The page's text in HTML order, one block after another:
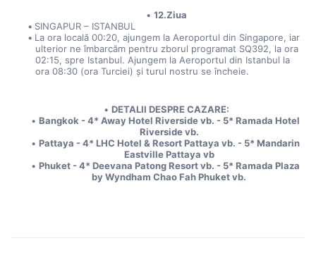
12.Ziua
SINGAPUR – ISTANBUL
La ora locală 00:20, ajungem la Aeroportul din Singapore, iar
ulterior ne îmbarcăm pentru zborul programat SQ392, la ora
02:15, spre Istanbul. Ajungem la Aeroportul din Istanbul la
ora 08:30 (ora Turciei) și turul nostru se încheie.
DETALII DESPRE CAZARE:
Bangkok - 4* Away Hotel Riverside vb. - 5* Ramada Hotel
Riverside vb.
Pattaya - 4* LHC Hotel & Resort Pattaya vb. - 5* Mandarin
Eastville Pattaya vb
Phuket - 4* Deevana Patong Resort vb. - 5* Ramada Plaza
by Wyndham Chao Fah Phuket vb.